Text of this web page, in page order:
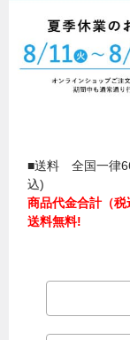
■送料 全国一律
込)
商品代金合計（
送料無料!